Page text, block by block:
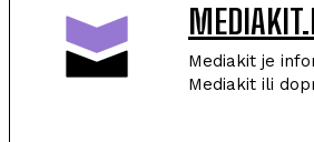
Mediakit je
Mediakit ili